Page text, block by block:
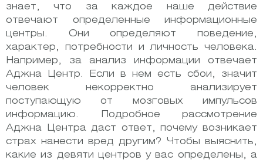
знает, что за каждое наше действие
отвечают определенные информационные
центры. Они определяют поведение,
характер, потребности и личность человека.
Например, за анализ информации отвечает
Аджна Центр. Если в нем есть сбои, значит
человек некорректно анализирует
поступающую от мозговых импульсов
информацию. Подробное рассмотрение
Аджна Центра даст ответ, почему возникает
страх нанести вред другим? Чтобы выяснить,
какие из девяти центров у вас определены, а